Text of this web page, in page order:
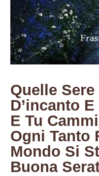
Quelle Sere
D’incanto
E Tu
Ogni Tanto
Mondo Si
Buona